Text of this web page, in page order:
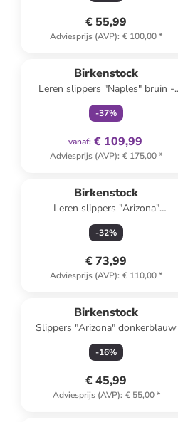
€ 55,99
Adviesprijs (AVP): € 100,00*
Birkenstock
Leren slippers "Naples" bruin -
wijdte S
-37%
vanaf: € 109,99
Adviesprijs (AVP): € 175,00*
Birkenstock
Leren slippers "Arizona"
donkerbruin - wijdte N
-32%
€ 73,99
Adviesprijs (AVP): € 110,00*
Birkenstock
Slippers "Arizona" donkerblauw
-16%
€ 45,99
Adviesprijs (AVP): € 55,00*